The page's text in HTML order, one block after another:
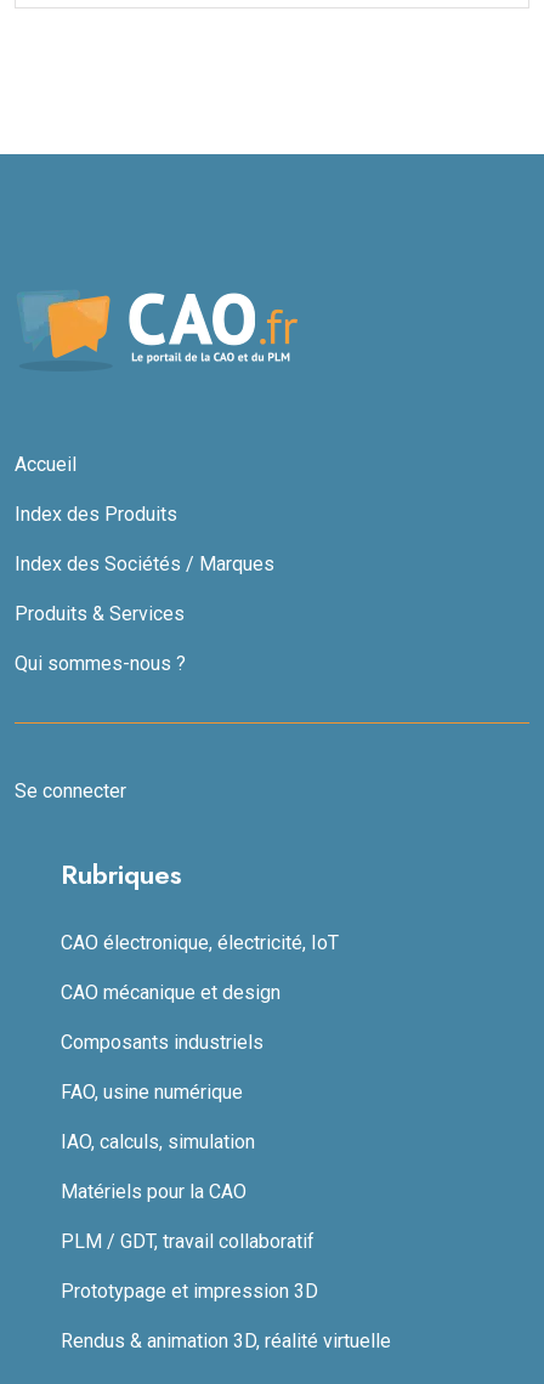
Accueil
Index des Produits
Index des Sociétés / Marques
Produits & Services
Qui sommes-nous ?
Se connecter
Rubriques
CAO électronique, électricité, IoT
CAO mécanique et design
Composants industriels
FAO, usine numérique
IAO, calculs, simulation
Matériels pour la CAO
PLM / GDT, travail collaboratif
Prototypage et impression 3D
Rendus & animation 3D, réalité virtuelle